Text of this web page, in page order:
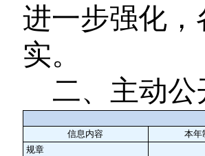
进一步强化
实。
二、主动
信息内容 本年
规章